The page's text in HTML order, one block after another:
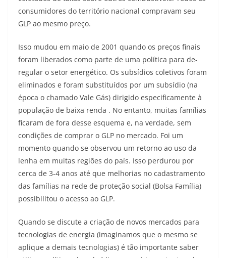
consumidores do território nacional compravam seu
GLP ao mesmo preço.
Isso mudou em maio de 2001 quando os preços finais
foram liberados como parte de uma política para de-
regular o setor energético. Os subsídios coletivos foram
eliminados e foram substituídos por um subsídio (na
época o chamado Vale Gás) dirigido especificamente à
população de baixa renda . No entanto, muitas famílias
ficaram de fora desse esquema e, na verdade, sem
condições de comprar o GLP no mercado. Foi um
momento quando se observou um retorno ao uso da
lenha em muitas regiões do país. Isso perdurou por
cerca de 3-4 anos até que melhorias no cadastramento
das famílias na rede de proteção social (Bolsa Família)
possibilitou o acesso ao GLP.
Quando se discute a criação de novos mercados para
tecnologias de energia (imaginamos que o mesmo se
aplique a demais tecnologias) é tão importante saber